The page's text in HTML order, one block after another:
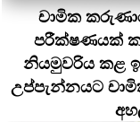
චාමික
පරීක්ෂණයක්
නියමුවරිය කළ
උප්පැන්නයට